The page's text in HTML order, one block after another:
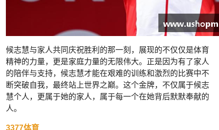
候志慧与家人共同庆祝胜利的那一刻，展现的不仅仅是体育
精神的力量，更是家庭力量的无限伟大。正是因为有了家人
的陪伴与支持，候志慧才能在艰难的训练和激烈的比赛中不
断突破自我，最终站上世界之巅。这个金牌，不仅属于候志
慧个人，更属于她的家人，属于每一个在她背后默默奉献的
人。
3377体育